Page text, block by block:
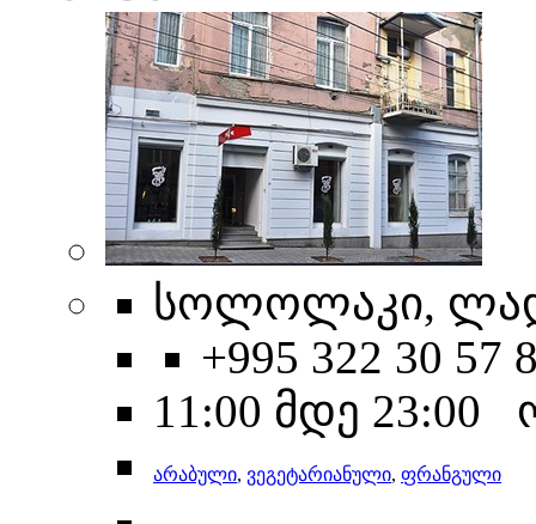
სოლოლაკი,
+995 322 30 57
11:00 მდე 23:00
არაბული, ვეგეტარიანული, ფრანგული